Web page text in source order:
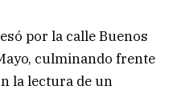
por la calle Buenos
culminando frente
la lectura de un